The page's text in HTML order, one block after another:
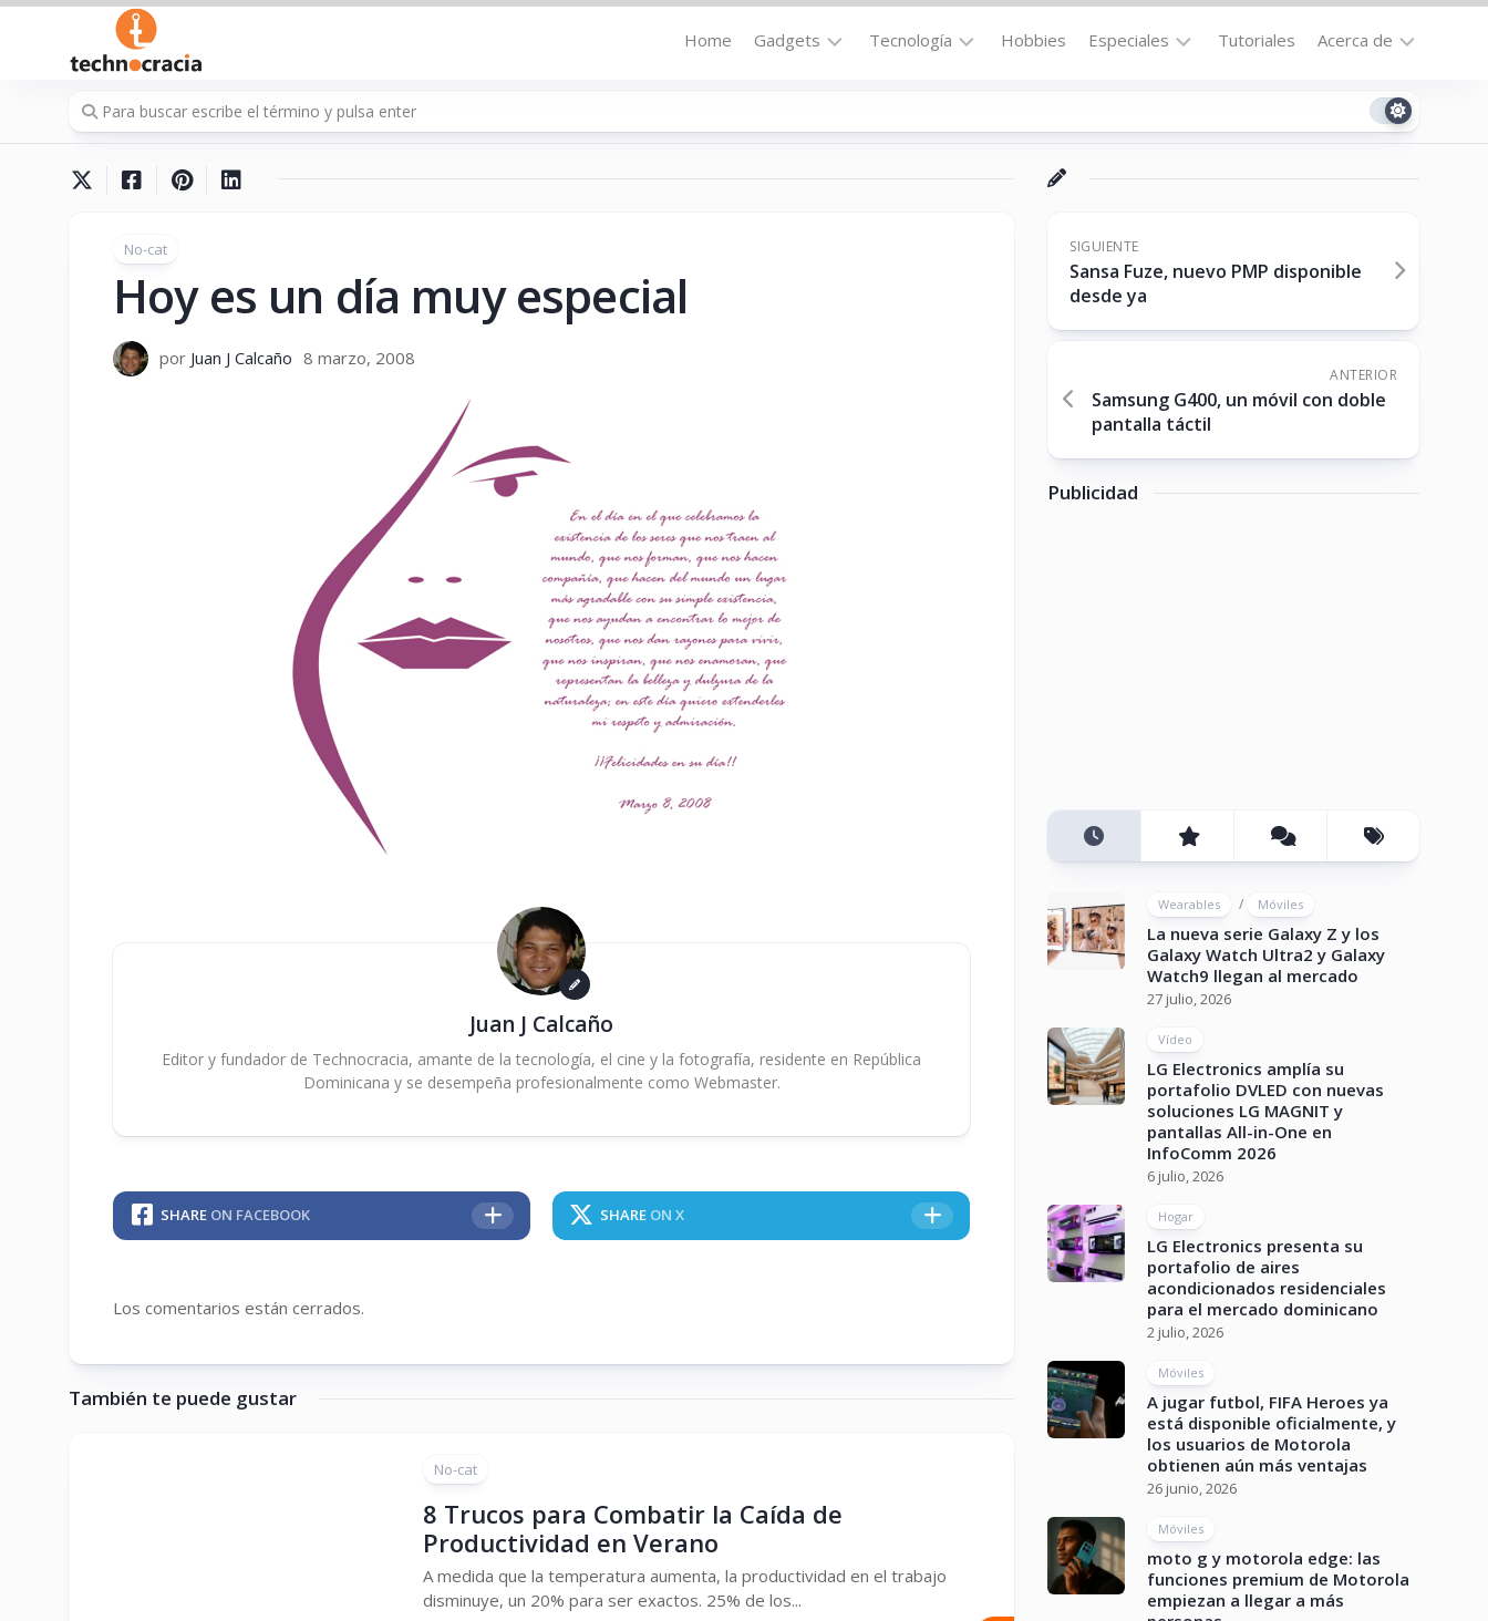
Saltar
contenido
Home Gadgets Tecnología Hobbies Especiales
la
Destacados
Downloads
No-
Tutoriales Acerca de
Contacto
Cookie
(US)
No-cat
Hoy es un día muy especial
por Juan J Calcaño 8 marzo, 2008
Juan J Calcaño
Editor y fundador de Technocracia, amante de la tecnología, el cine y la fotografía, residente en República
Dominicana y se desempeña profesionalmente como Webmaster.
SHARE ON FACEBOOK SHARE ON X
Los comentarios están cerrados.
También te puede gustar
No-cat
8 Trucos para Combatir la Caída de
Productividad en Verano
A medida que la temperatura aumenta, la productividad en el trabajo
disminuye, un 20% para ser exactos. 25% de los...
SIGUIENTE
Sansa Fuze, nuevo PMP disponible
desde ya
ANTERIOR
Samsung G400, un móvil con doble
pantalla táctil
Publicidad
Wearables / Móviles
La nueva serie Galaxy Z y los
Galaxy Watch Ultra2 y Galaxy
Watch9 llegan al mercado
27 julio, 2026
Vídeo
LG Electronics amplía su
portafolio DVLED con nuevas
soluciones LG MAGNIT y
pantallas All-in-One en
InfoComm 2026
6 julio, 2026
Hogar
LG Electronics presenta su
portafolio de aires
acondicionados residenciales
para el mercado dominicano
2 julio, 2026
Móviles
A jugar futbol, FIFA Heroes ya
está disponible oficialmente, y
los usuarios de Motorola
obtienen aún más ventajas
26 junio, 2026
Móviles
moto g y motorola edge: las
funciones premium de Motorola
empiezan a llegar a más